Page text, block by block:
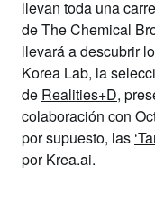
llevan toda una
deThe Chemical
llevará a descubrir
Korea Lab, la
de Realities+D,
colaboración con
por supuesto, las
porKrea.ai.